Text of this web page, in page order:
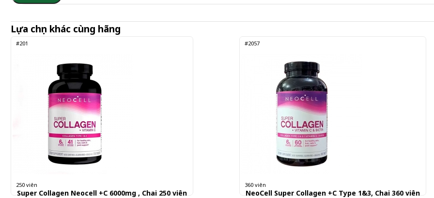
Lựa chọn khác cùng hãng
#201
250 viên
Super Collagen Neocell +C 6000mg , Chai 250 viên
#2057
360 viên
NeoCell Super Collagen +C Type 1&3, Chai 360 viên